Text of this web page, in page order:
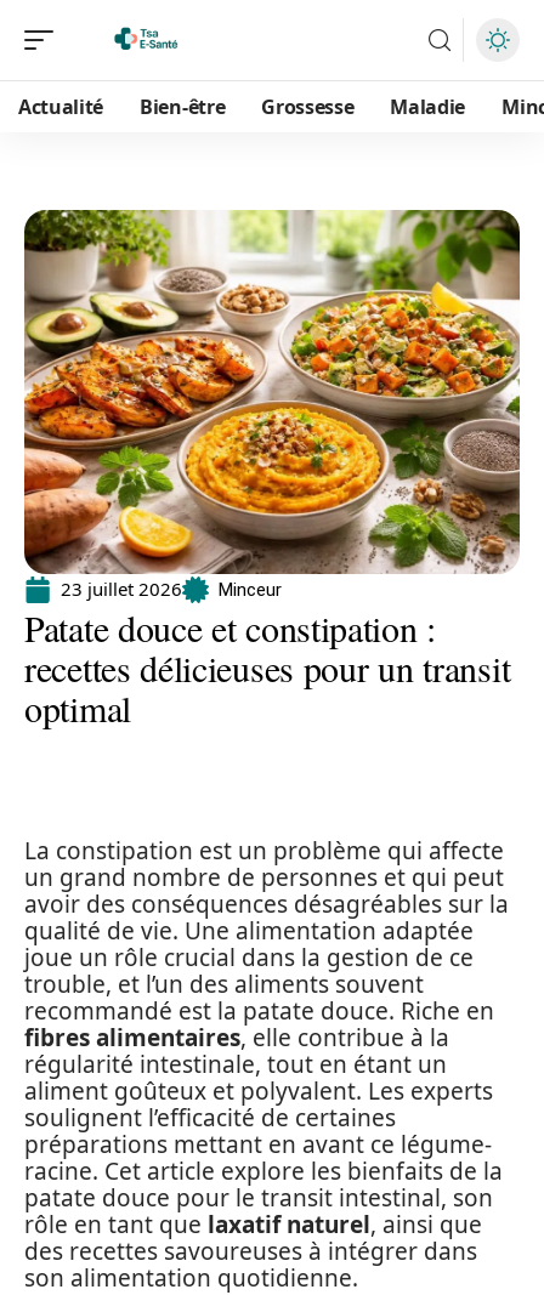
Actualité Bien-être Grossesse Maladie
23 juillet 2026 Minceur
Patate douce et constipation :
recettes délicieuses pour un transit
optimal
La constipation est un problème qui affecte
un grand nombre de personnes et qui peut
avoir des conséquences désagréables sur la
qualité de vie. Une alimentation adaptée
joue un rôle crucial dans la gestion de ce
trouble, et l’un des aliments souvent
recommandé est la patate douce. Riche en
fibres alimentaires, elle contribue à la
régularité intestinale, tout en étant un
aliment goûteux et polyvalent. Les experts
soulignent l’efficacité de certaines
préparations mettant en avant ce légume-
racine. Cet article explore les bienfaits de la
patate douce pour le transit intestinal, son
rôle en tant que laxatif naturel, ainsi que
des recettes savoureuses à intégrer dans
son alimentation quotidienne.